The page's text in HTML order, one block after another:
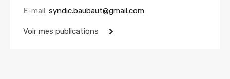
E-mail: syndic.baubaut@gmail.com
Voir mes publications